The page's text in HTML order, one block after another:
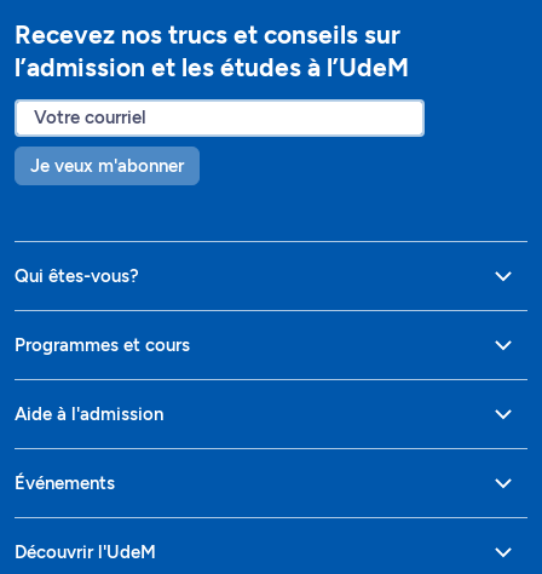
Recevez nos trucs et conseils sur
l’admission et les études à l’UdeM
Je veux m'abonner
Qui êtes-vous?
Programmes et cours
Aide à l'admission
Événements
Découvrir l'UdeM